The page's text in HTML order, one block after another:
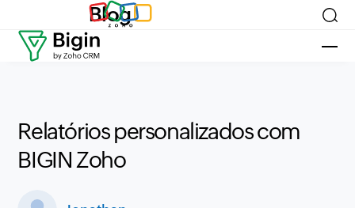
Blog
Relatórios personalizados com
BIGIN Zoho